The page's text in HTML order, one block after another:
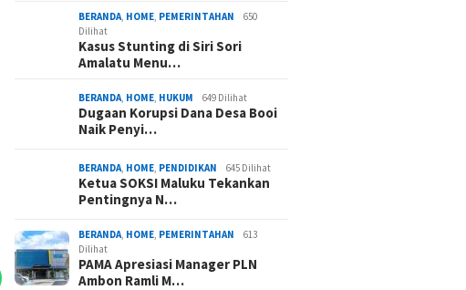
BERANDA, HOME, PEMERINTAHAN
650
Dilihat
Kasus Stunting di Siri Sori
Amalatu Menu…
BERANDA, HOME, HUKUM 649 Dilihat
Dugaan Korupsi Dana Desa Booi
Naik Penyi…
BERANDA, HOME, PENDIDIKAN 645 Dilihat
Ketua SOKSI Maluku Tekankan
Pentingnya N…
BERANDA, HOME, PEMERINTAHAN
613
Dilihat
PAMA Apresiasi Manager PLN
Ambon Ramli M…